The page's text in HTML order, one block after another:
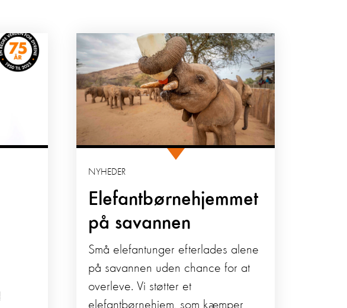
Elefantbørnehjemmet
på savannen
NYHEDER
Små elefantunger efterlades alene
på savannen uden chance for at
overleve. Vi støtter et
elefantbørnehjem, som kæmper